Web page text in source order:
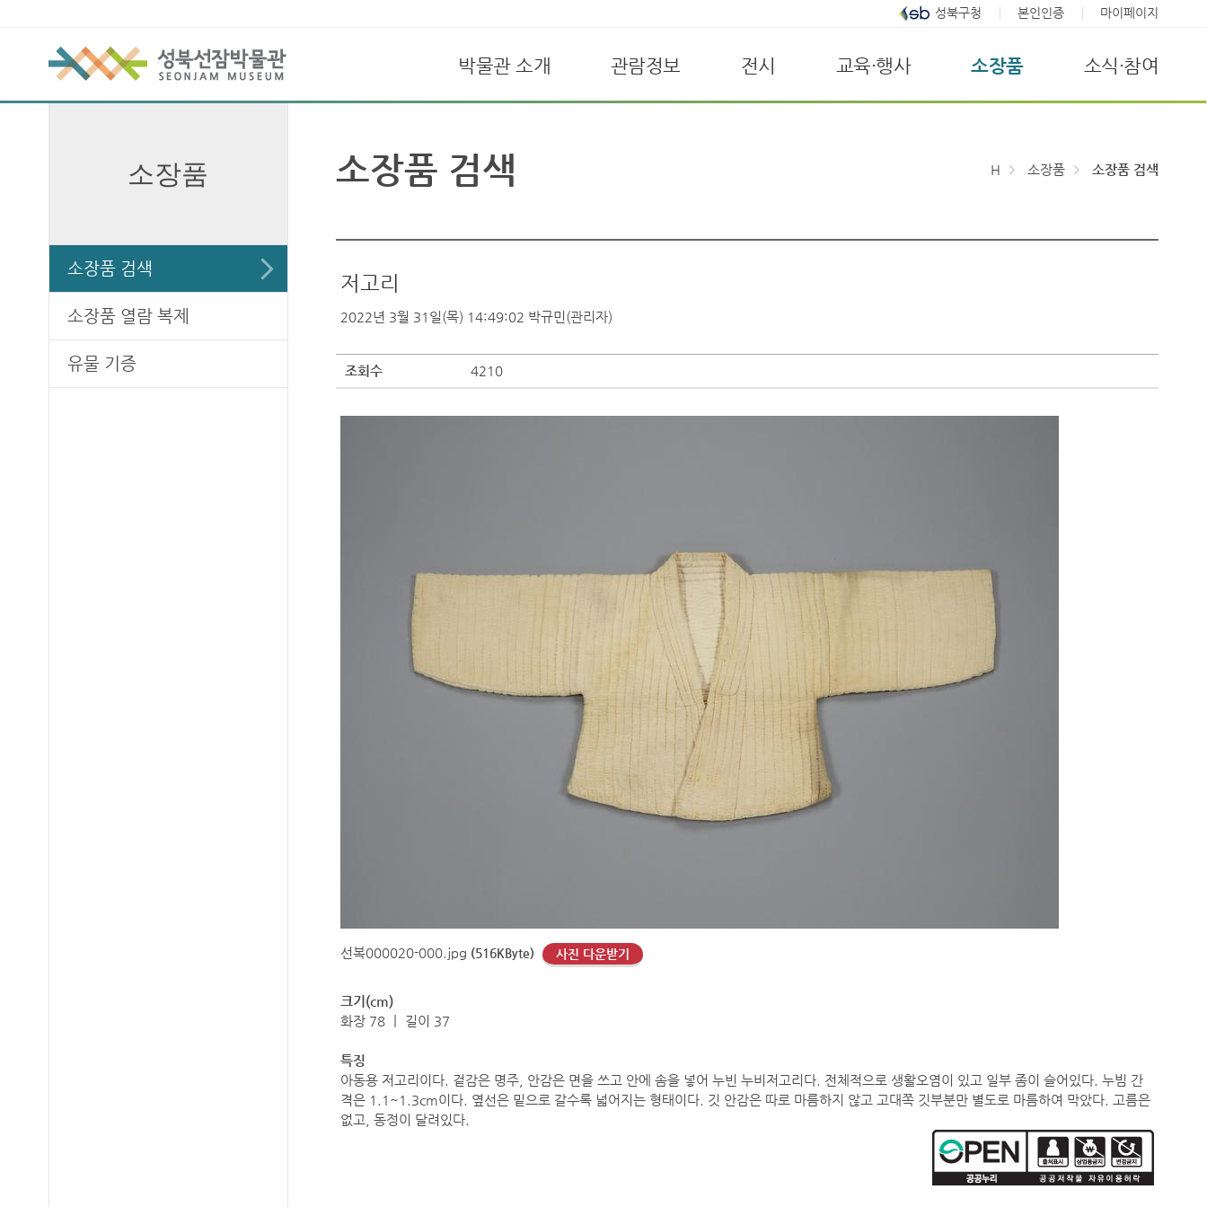
성북구청 본인인증 마이페이지
박물관 소개 관람정보 전시 교육·행사 소장품 소식·참여
소장품
소장품 검색
소장품 열람 복제
유물 기증
소장품 검색 H 소장품 소장품 검색
저고리
2022년 3월 31일(목) 14:49:02 박규민(관리자)
조회수 4210
선복000020-000.jpg (516KByte) 사진 다운받기
크기(cm)
화장 78 ㅣ 길이 37
특징
아동용 저고리이다. 겉감은 명주, 안감은 면을 쓰고 안에 솜을 넣어 누빈 누비저고리다. 전체적으로 생활오염이 있고 일부 좀이 슬어있다. 누빔 간
격은 1.1~1.3cm이다. 옆선은 밑으로 갈수록 넓어지는 형태이다. 깃 안감은 따로 마름하지 않고 고대쪽 깃부분만 별도로 마름하여 막았다. 고름은
없고, 동정이 달려있다.